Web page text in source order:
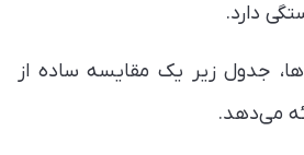
دارد.
جدول زیر یک مقایسه ساده از
می‌دهد.